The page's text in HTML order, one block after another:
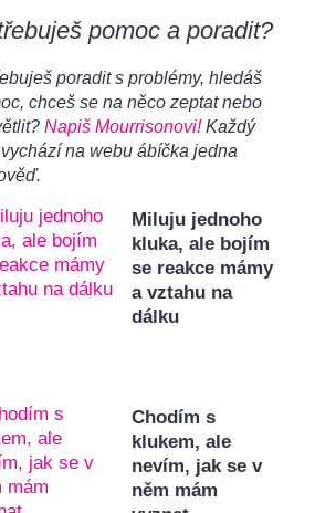
pomoc a poradit?
poradit s problémy, hledáš
chceš se na něco zeptat nebo
Napiš Mourrisonovi!Každý
na webu ábíčka jedna
Miluju jednoho
kluka, ale bojím
se reakce mámy
a vztahu na
dálku
Chodím s
klukem, ale
nevím, jak se v
něm mám